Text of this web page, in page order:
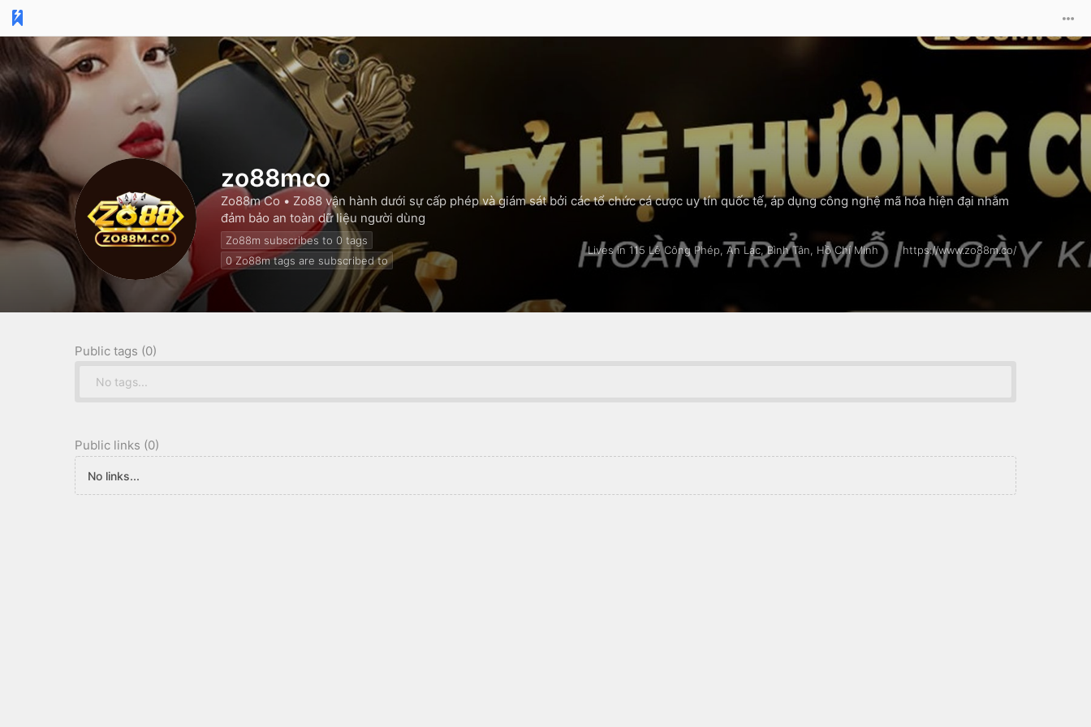
zo88mco
Zo88m Co • Zo88 vận hành dưới sự cấp phép và giám sát bởi các tổ chức cá cược uy tín quốc tế, áp dụng công nghệ mã hóa hiện đại nhằm
đảm bảo an toàn dữ liệu người dùng
Zo88m subscribes to 0 tags
0 Zo88m tags are subscribed to
Lives in 115 Lê Công Phép, An Lạc, Bình Tân, Hồ Chí Minh https://www.zo88m.co/
Public tags (0)
No tags...
Public links (0)
No links...